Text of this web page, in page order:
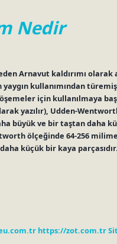
Nedir
Arnavut kaldırımı
yaygın kullanımından
için kullanılmaya
yazılır), Udden-
büyük ve bir taştan daha
ölçeğinde 64-256
küçük bir kaya
https://zot.com.tr